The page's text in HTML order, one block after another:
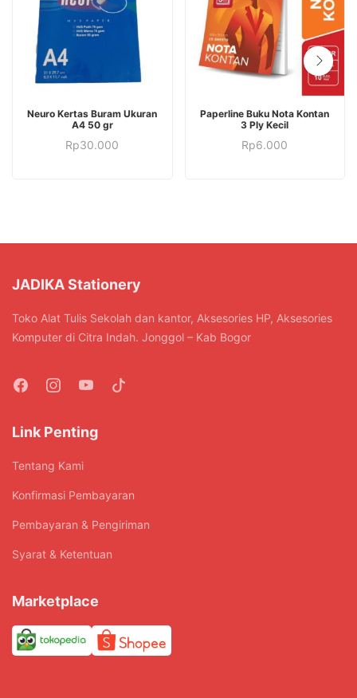
Neuro Kertas Buram Ukuran
A4 50 gr
Rp30.000
Paperline Buku Nota Kontan
3 Ply Kecil
Rp6.000
JADIKA Stationery
Toko Alat Tulis Sekolah dan kantor, Aksesories HP, Aksesories
Komputer di Citra Indah. Jonggol – Kab Bogor
Link Penting
Tentang Kami
Konfirmasi Pembayaran
Pembayaran & Pengiriman
Syarat & Ketentuan
Marketplace